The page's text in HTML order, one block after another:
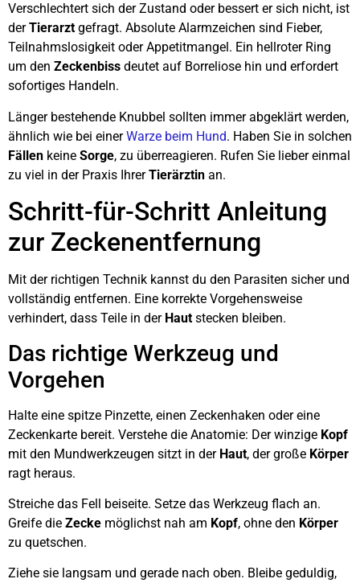
Verschlechtert sich der Zustand oder bessert er sich nicht, ist
derTierarzt gefragt. Absolute Alarmzeichen sind Fieber,
Teilnahmslosigkeit oder Appetitmangel. Ein hellroter Ring
um den Zeckenbiss deutet auf Borreliose hin und erfordert
sofortiges Handeln.
Länger bestehende Knubbel sollten immer abgeklärt werden,
ähnlich wie bei einerWarze beim Hund. Haben Sie in solchen
Fällen keine Sorge, zu überreagieren. Rufen Sie lieber einmal
zu viel in der Praxis IhrerTierärztin an.
Schritt-für-Schritt Anleitung
zur Zeckenentfernung
Mit der richtigen Technik kannst du den Parasiten sicher und
vollständig entfernen. Eine korrekte Vorgehensweise
verhindert, dass Teile in der Haut stecken bleiben.
Das richtige Werkzeug und
Vorgehen
Halte eine spitze Pinzette, einen Zeckenhaken oder eine
Zeckenkarte bereit. Verstehe die Anatomie: Der winzige Kopf
mit den Mundwerkzeugen sitzt in der Haut, der große Körper
ragt heraus.
Streiche das Fell beiseite. Setze das Werkzeug flach an.
Greife die Zecke möglichst nah am Kopf, ohne den Körper
zu quetschen.
Ziehe sie langsam und gerade nach oben. Bleibe geduldig,